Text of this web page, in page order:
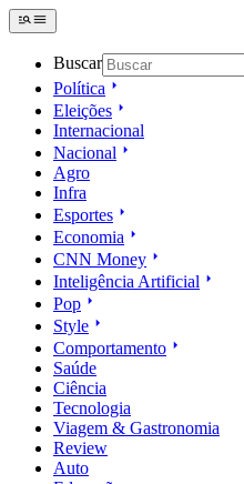
Buscar
Política
Eleições
Internacional
Nacional
Agro
Infra
Esportes
Economia
CNN Money
Inteligência Artificial
Pop
Style
Comportamento
Saúde
Ciência
Tecnologia
Viagem & Gastronomia
Review
Auto